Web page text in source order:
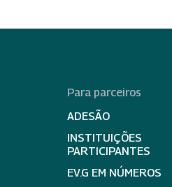
Para parceiros
ADESÃO
INSTITUIÇÕES
PARTICIPANTES
EV.G EM NÚMEROS